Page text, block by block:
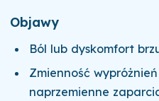
Objawy
Ból lub dyskomfort
Zmienność
naprzemienne